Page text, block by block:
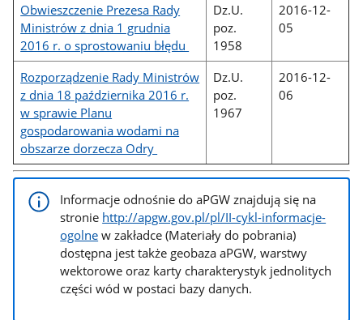
Obwieszczenie Prezesa Rady
Ministrów z dnia 1 grudnia
2016 r. o sprostowaniu błędu
Dz.U.
poz.
1958
2016-12-
05
Rozporządzenie Rady Ministrów
z dnia 18 października 2016 r.
w sprawie Planu
gospodarowania wodami na
obszarze dorzecza Odry
Dz.U.
poz.
1967
2016-12-
06
Informacje odnośnie do aPGW znajdują się na
stronie http://apgw.gov.pl/pl/II-cykl-informacje-
ogolne w zakładce (Materiały do pobrania)
dostępna jest także geobaza aPGW, warstwy
wektorowe oraz karty charakterystyk jednolitych
części wód w postaci bazy danych.